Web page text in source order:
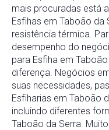
mais procuradas está
Esfihas em Taboão da
resistência térmica.
desempenho do
para Esfiha em
diferença. Negócios
suas necessidades,
Esfiharias em Taboão
incluindo diferentes
Taboão da Serra.